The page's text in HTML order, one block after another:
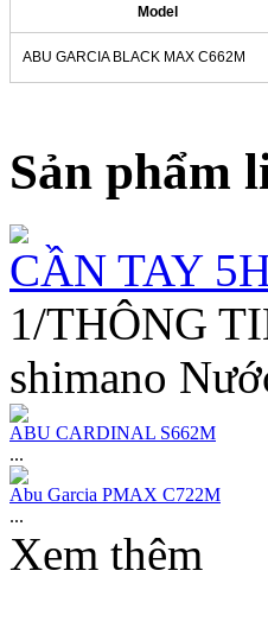
Model
ABU GARCIA BLACK MAX C662M
Sản phẩm
CẦN TAY
1/THÔNG
shimano
ABU CARDINAL S662M
...
Abu Garcia PMAX C722M
...
Xem thêm